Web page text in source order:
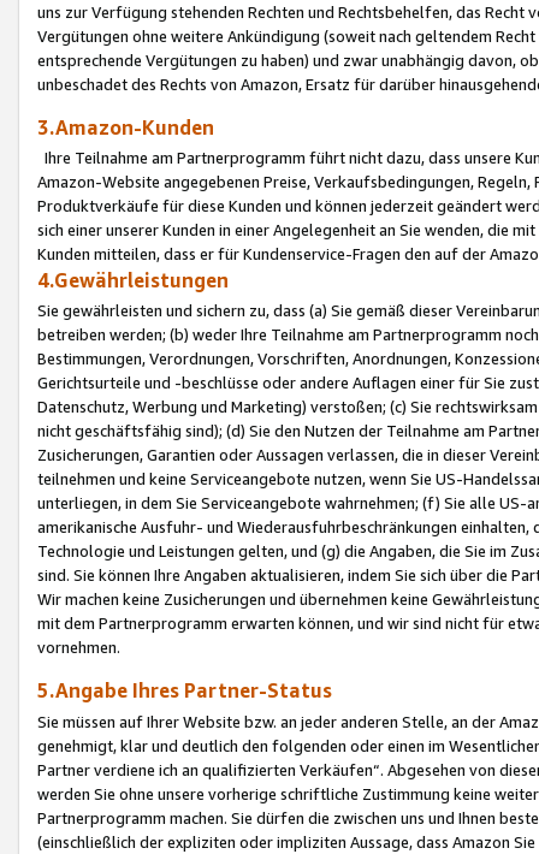
uns zur Verfügung stehenden Rechten und Rechtsbehelfen, das
Vergütungen ohne weitere Ankündigung (soweit nach geltendem
entsprechende Vergütungen zu haben) und zwar unabhängig davon,
unbeschadet des Rechts von Amazon, Ersatz für darüber
3.Amazon-Kunden
Ihre Teilnahme am Partnerprogramm führt nicht dazu, dass unsere
Amazon-Website angegebenen Preise, Verkaufsbedingungen,
Produktverkäufe für diese Kunden und können jederzeit geändert
sich einer unserer Kunden in einer Angelegenheit an Sie wenden, die
Kunden mitteilen, dass er für Kundenservice-Fragen den auf der
4.Gewährleistungen
Sie gewährleisten und sichern zu, dass (a) Sie gemäß dieser
betreiben werden; (b) weder Ihre Teilnahme am Partnerprogramm
Bestimmungen, Verordnungen, Vorschriften, Anordnungen,
Gerichtsurteile und -beschlüsse oder andere Auflagen einer für Sie
Datenschutz, Werbung und Marketing) verstoßen; (c) Sie
nicht geschäftsfähig sind); (d) Sie den Nutzen der Teilnahme am
Zusicherungen, Garantien oder Aussagen verlassen, die in dieser
teilnehmen und keine Serviceangebote nutzen, wenn Sie US-
unterliegen, in dem Sie Serviceangebote wahrnehmen; (f) Sie alle
amerikanische Ausfuhr- und Wiederausfuhrbeschränkungen
Technologie und Leistungen gelten, und (g) die Angaben, die Sie im
sind. Sie können Ihre Angaben aktualisieren, indem Sie sich über die
Wir machen keine Zusicherungen und übernehmen keine
mit dem Partnerprogramm erwarten können, und wir sind nicht für
vornehmen.
5.Angabe Ihres Partner-Status
Sie müssen auf Ihrer Website bzw. an jeder anderen Stelle, an der
genehmigt, klar und deutlich den folgenden oder einen im
Partner verdiene ich an qualifizierten Verkäufen“. Abgesehen von
werden Sie ohne unsere vorherige schriftliche Zustimmung keine
Partnerprogramm machen. Sie dürfen die zwischen uns und Ihnen
(einschließlich der expliziten oder impliziten Aussage, dass Amazon